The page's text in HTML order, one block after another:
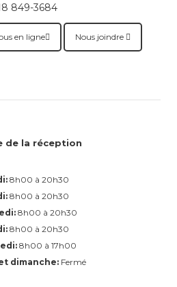
849-3684
en ligne Nous joindre
de la réception
8h00 à 20h30
8h00 à 20h30
8h00 à 20h30
8h00 à 20h30
8h00 à 17h00
dimanche: Fermé